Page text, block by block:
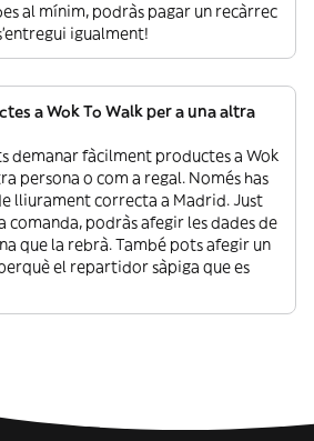
al mínim, podràs pagar un recàrrec
igualment!
a Wok To Walk per a una altra
demanar fàcilment productes a Wok
persona o com a regal. Només has
lliurament correcta a Madrid. Just
comanda, podràs afegir les dades de
que la rebrà. També pots afegir un
el repartidor sàpiga que es